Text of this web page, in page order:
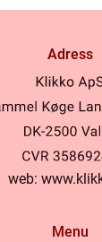
Adress
web:
Menu